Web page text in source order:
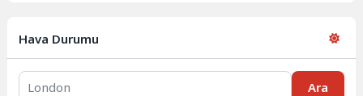
Hava Durumu
Ara